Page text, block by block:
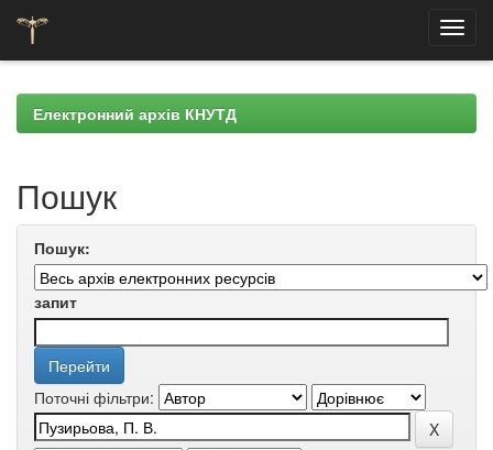
navigationЕлектронний архів КНУТД
Пошук
Пошук:
запит
Поточні фільтри: